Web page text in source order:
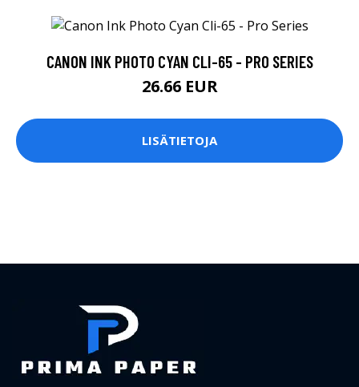
CANON INK PHOTO CYAN CLI-65 - PRO SERIES
26.66 EUR
LISÄTIETOJA